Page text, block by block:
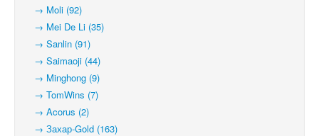
→ Moli (92)
→ Mei De Li (35)
→ Sanlin (91)
→ Saimaoji (44)
→ Minghong (9)
→ TomWins (7)
→ Acorus (2)
→ Захар-Gold (163)